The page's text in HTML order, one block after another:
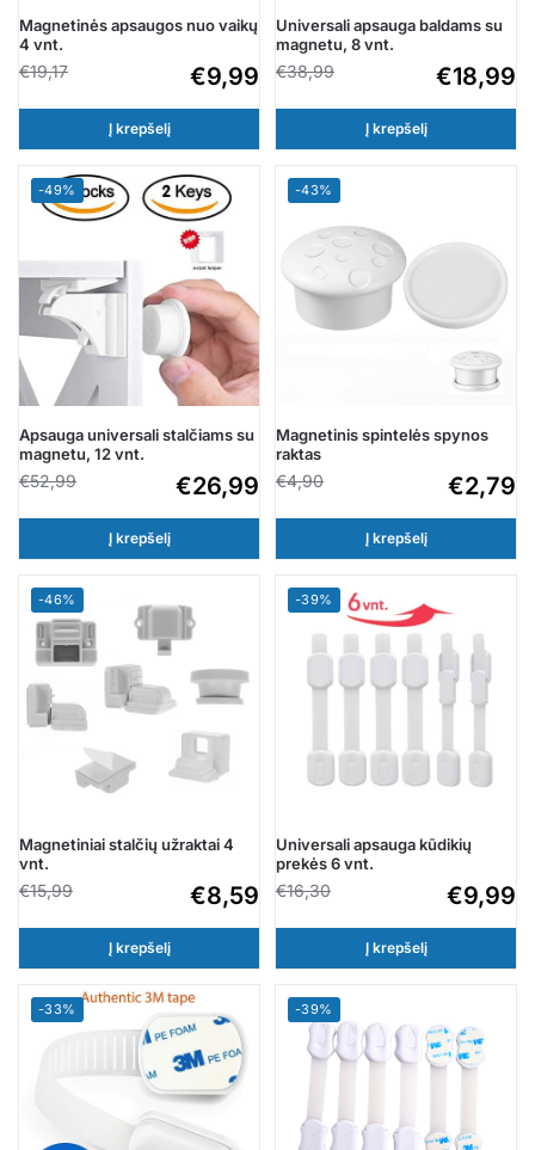
Magnetinės apsaugos nuo vaikų
4 vnt.
€19,17 €9,99
Į krepšelį
Universali apsauga baldams su
magnetu, 8 vnt.
€38,99 €18,99
Į krepšelį
-49%
Apsauga universali stalčiams su
magnetu, 12 vnt.
€52,99 €26,99
Į krepšelį
-43%
Magnetinis spintelės spynos
raktas
€4,90 €2,79
Į krepšelį
-46%
Magnetiniai stalčių užraktai 4
vnt.
€15,99 €8,59
Į krepšelį
-39%
Universali apsauga kūdikių
prekės 6 vnt.
€16,30 €9,99
Į krepšelį
-33% -39%